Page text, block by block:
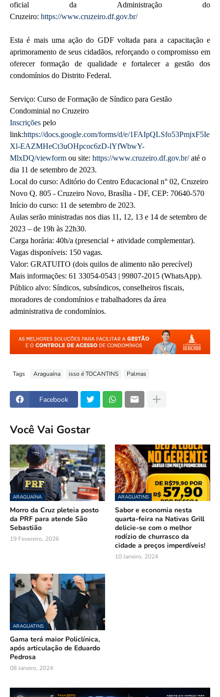
oficial da Administração do
Cruzeiro: https://www.cruzeiro.df.gov.br/
Esta é mais uma ação do GDF voltada para a capacitação e
aprimoramento de seus cidadãos, reforçando o compromisso em
oferecer formação de qualidade e fortalecer a gestão dos
condomínios do Distrito Federal.
Serviço: Curso de Formação de Síndico para Gestão
Condominial no Cruzeiro
Inscrições pelo
link:https://docs.google.com/forms/d/e/1FAIpQLSfo53PmjxF5Ie
Xl-EAZMHeCt3uOHpcoc6zD-lYfWbwY-
MlxDQ/viewform ou site: https://www.cruzeiro.df.gov.br/até o
dia 11 de setembro de 2023.
Local do curso: Aditório do Centro Educacional n° 02, Cruzeiro
Novo Q. 805 - Cruzeiro Novo, Brasília - DF, CEP: 70640-570
Início do curso: 11 de setembro de 2023.
Aulas serão ministradas nos dias 11, 12, 13 e 14 de setembro de
2023 – de 19h às 22h30.
Carga horária: 40h/a (presencial + atividade complementar).
Vagas disponíveis: 150 vagas.
Valor: GRATUITO (dois quilos de alimento não perecível)
Mais informações: 61 33054-0543 | 99807-2015 (WhatsApp).
Público alvo: Síndicos, subsíndicos, conselheiros fiscais,
moradores de condomínios e trabalhadores da área
administrativa de condomínios.
Tags Araguaína isso é TOCANTINS Palmas
Facebook
Você Vai Gostar
ARAGUAÍNA
Morro da Cruz pleteia posto
da PRF para atende São
Sebastião
19 Fevereiro, 2026
ARAGUATINS
Sabor e economia nesta
quarta-feira na Nativas Grill
delicie-se com o melhor
rodízio de churrasco da
cidade a preços imperdíveis!
10 Janeiro, 2024
ARAGUATINS
Gama terá maior Policlínica,
após articulação de Eduardo
Pedrosa
08 Janeiro, 2024